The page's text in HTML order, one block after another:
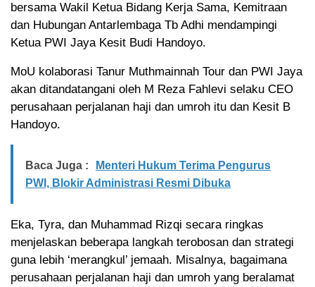
bersama Wakil Ketua Bidang Kerja Sama, Kemitraan
dan Hubungan Antarlembaga Tb Adhi mendampingi
Ketua PWI Jaya Kesit Budi Handoyo.
MoU kolaborasi Tanur Muthmainnah Tour dan PWI Jaya
akan ditandatangani oleh M Reza Fahlevi selaku CEO
perusahaan perjalanan haji dan umroh itu dan Kesit B
Handoyo.
Baca Juga :
Menteri Hukum Terima Pengurus
PWI, Blokir Administrasi Resmi Dibuka
Eka, Tyra, dan Muhammad Rizqi secara ringkas
menjelaskan beberapa langkah terobosan dan strategi
guna lebih ‘merangkul’ jemaah. Misalnya, bagaimana
perusahaan perjalanan haji dan umroh yang beralamat